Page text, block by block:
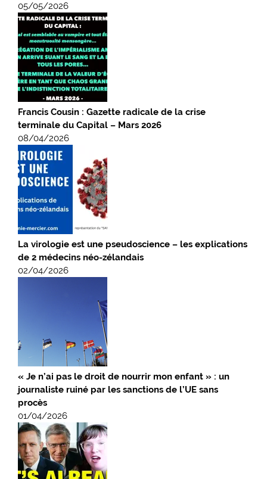
05/05/2026
Francis Cousin : Gazette radicale de la crise
terminale du Capital – Mars 2026
08/04/2026
La virologie est une pseudoscience – les explications
de 2 médecins néo-zélandais
02/04/2026
« Je n’ai pas le droit de nourrir mon enfant » : un
journaliste ruiné par les sanctions de l’UE sans
procès
01/04/2026